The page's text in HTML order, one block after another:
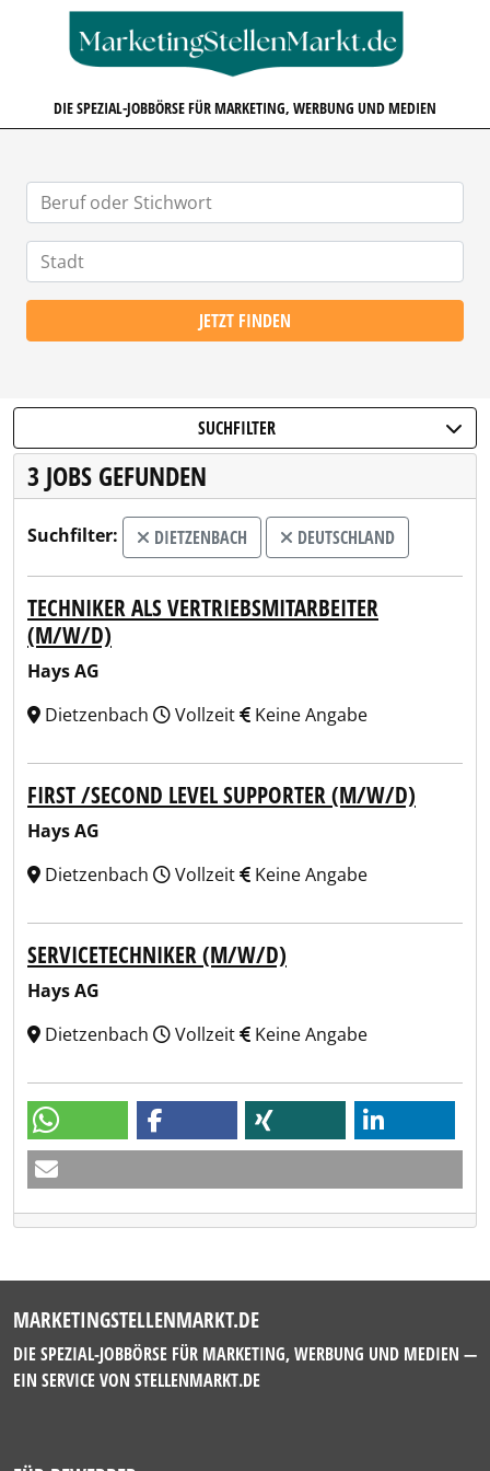
DIE SPEZIAL-JOBBÖRSE FÜR MARKETING, WERBUNG UND MEDIEN
JETZT FINDEN
SUCHFILTER
3 JOBS GEFUNDEN
Suchfilter: DIETZENBACH DEUTSCHLAND
TECHNIKER ALS VERTRIEBSMITARBEITER
(M/W/D)
Hays AG
Dietzenbach
Vollzeit Keine Angabe
FIRST /SECOND LEVEL SUPPORTER (M/W/D)
Hays AG
Dietzenbach
Vollzeit Keine Angabe
SERVICETECHNIKER (M/W/D)
Hays AG
Dietzenbach
Vollzeit Keine Angabe
MARKETINGSTELLENMARKT.DE
DIE SPEZIAL-JOBBÖRSE FÜR MARKETING, WERBUNG UND MEDIEN —
EIN SERVICE VON STELLENMARKT.DE